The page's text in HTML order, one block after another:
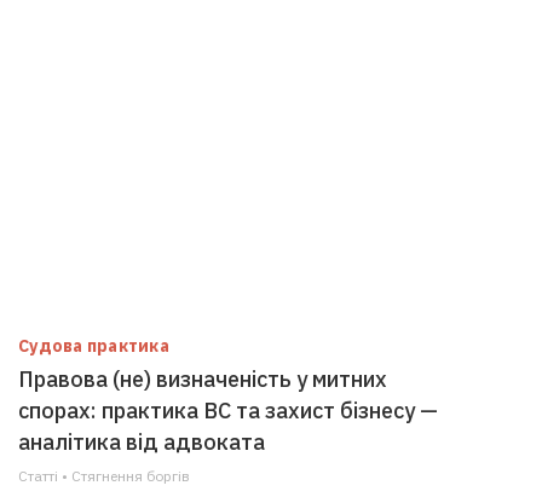
Судова практика
Правова (не) визначеність у митних
спорах: практика ВС та захист бізнесу —
аналітика від адвоката
Статті • Стягнення боргiв